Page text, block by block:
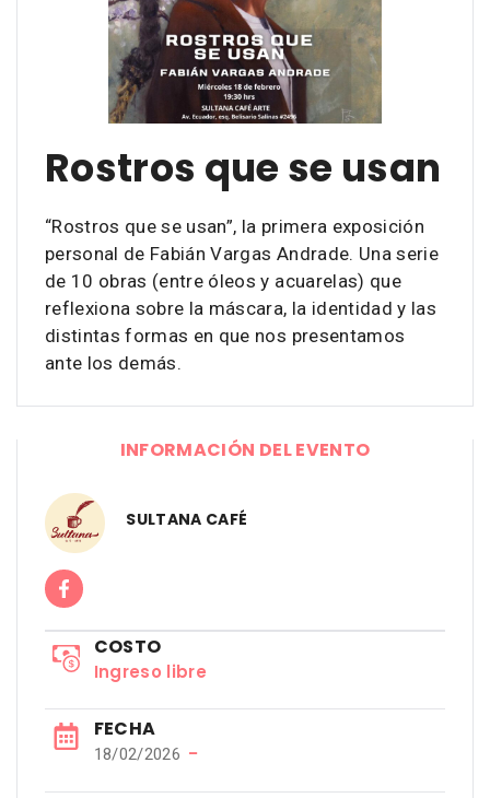
Rostros que se usan
“Rostros que se usan”, la primera exposición
personal de Fabián Vargas Andrade. Una serie
de 10 obras (entre óleos y acuarelas) que
reflexiona sobre la máscara, la identidad y las
distintas formas en que nos presentamos
ante los demás.
INFORMACIÓN DEL EVENTO
SULTANA CAFÉ
COSTO
Ingreso libre
FECHA
18/02/2026 −